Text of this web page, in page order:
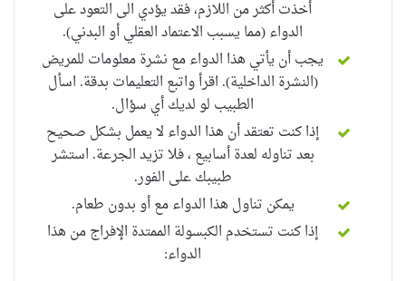
أخذت أكثر من اللازم، فقد يؤدي الى التعود على
الدواء (مما يسبب الاعتماد العقلي أو البدني).
يجب أن يأتي هذا الدواء مع نشرة معلومات للمريض
(النشرة الداخلية). اقرأ واتبع التعليمات بدقة. اسأل
الطبيب لو لديك أي سؤال.
إذا كنت تعتقد أن هذا الدواء لا يعمل بشكل صحيح
بعد تناوله لعدة أسابيع ، فلا تزيد الجرعة. استشر
طبيبك على الفور.
يمكن تناول هذا الدواء مع أو بدون طعام.
إذا كنت تستخدم الكبسولة الممتدة الإفراج من هذا
الدواء: